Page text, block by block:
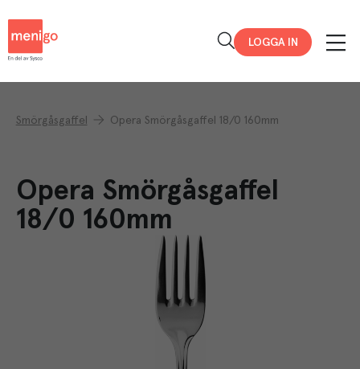
LOGGA IN
Smörgåsgaffel Opera Smörgåsgaffel 18/0 160mm
Opera Smörgåsgaffel
18/0 160mm